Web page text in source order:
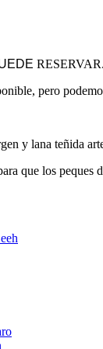
RESERVAR.
pero
y lana teñida
que los